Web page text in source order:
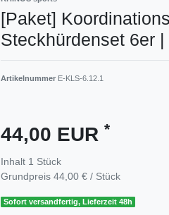
[Paket]
Steckhürdenset 6er
Artikelnummer E-KLS-6.12.1
44,00 EUR *
Inhalt 1 Stück
Grundpreis 44,00 € / Stück
Sofort versandfertig, Lieferzeit 48h